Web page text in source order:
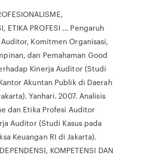
ETIKA PROFESI ... Pengaruh
Komitmen Organisasi,
dan Pemahaman Good
Kinerja Auditor (Studi
Akuntan Publik di Daerah
Yanhari. 2007. Analisis
dan Etika Profesi Auditor
Auditor (Studi Kasus pada
Keuangan RI di Jakarta).
KOMPETENSI DAN